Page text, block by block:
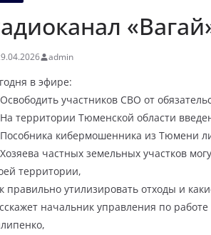
admin
в эфире:
участников СВО от
территории Тюменской области
кибермошенника из Тюмени
частных земельных участков
территории,
правильно утилизировать отходы и
начальник управления по